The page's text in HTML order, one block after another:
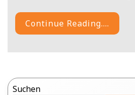
Continue Reading....
Suchen